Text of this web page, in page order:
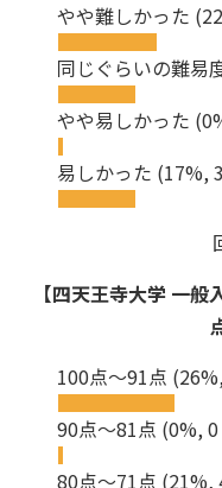
やや難しかった
同じぐらいの難易
やや易しかった
易しかった (17%,
【四天王寺大学 一
100点～91点
90点～81点 (0%,
80点～71点 (21%,